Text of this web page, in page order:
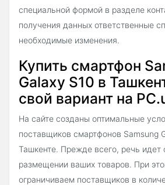
специальной формой в разделе
получения данных ответственные
необходимые изменения.
Купить смартфон
Galaxy S10 в
свой вариант на
На сайте созданы оптимальные
поставщиков смартфонов Samsung
Ташкенте. Прежде всего, речь идет
размещении ваших товаров. При
ограничиваем поставщиков в